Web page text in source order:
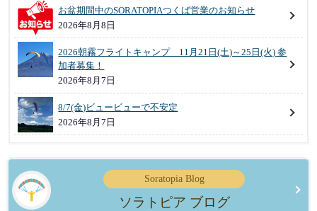
お盆期間中のSORATOPIAつくば営業のお知らせ
2026年8月8日
2026朝霧フライトキャンプ 11月21日(土)～25日(火) 参
加者募集！
2026年8月7日
8/7(金)ビュービューで不安定
2026年8月7日
Soratopia Blog
ソラトピア ブログ